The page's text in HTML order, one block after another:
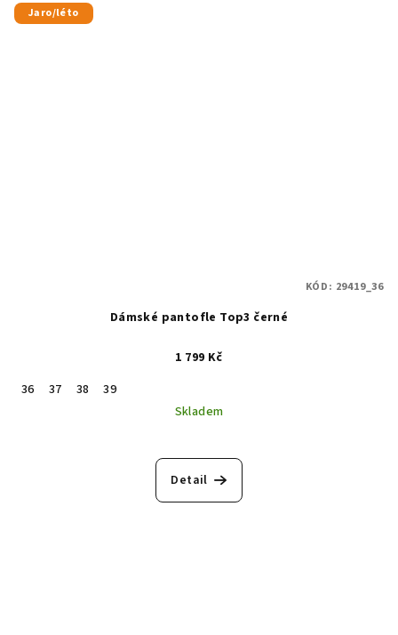
Jaro/léto
Dámské pantofle Top3 černé
1 799 Kč
36
37 38
39
Skladem
Detail
KÓD: 29419_36